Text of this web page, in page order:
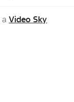
a Video Sky